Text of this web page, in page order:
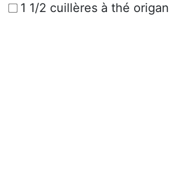
1 1/2 cuillères à thé origan